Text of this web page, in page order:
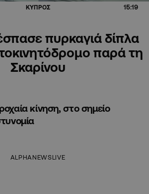
ΚΥΠΡΟΣ 15:19
πυρκαγιά δίπλα
παρά τη
Σκαρίνου
κίνηση, στο σημείο
ALPHANEWSLIVE